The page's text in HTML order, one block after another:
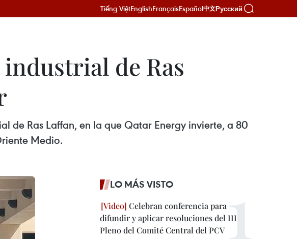
Tiếng ViệtEnglishFrançaisEspañol中文Русский
de Ras
de Ras Laffan, en la que Qatar Energy invierte, a 80
Medio.
LO MÁS VISTO
Celebran conferencia para
difundir y aplicar resoluciones del III
Pleno del Comité Central del PCV